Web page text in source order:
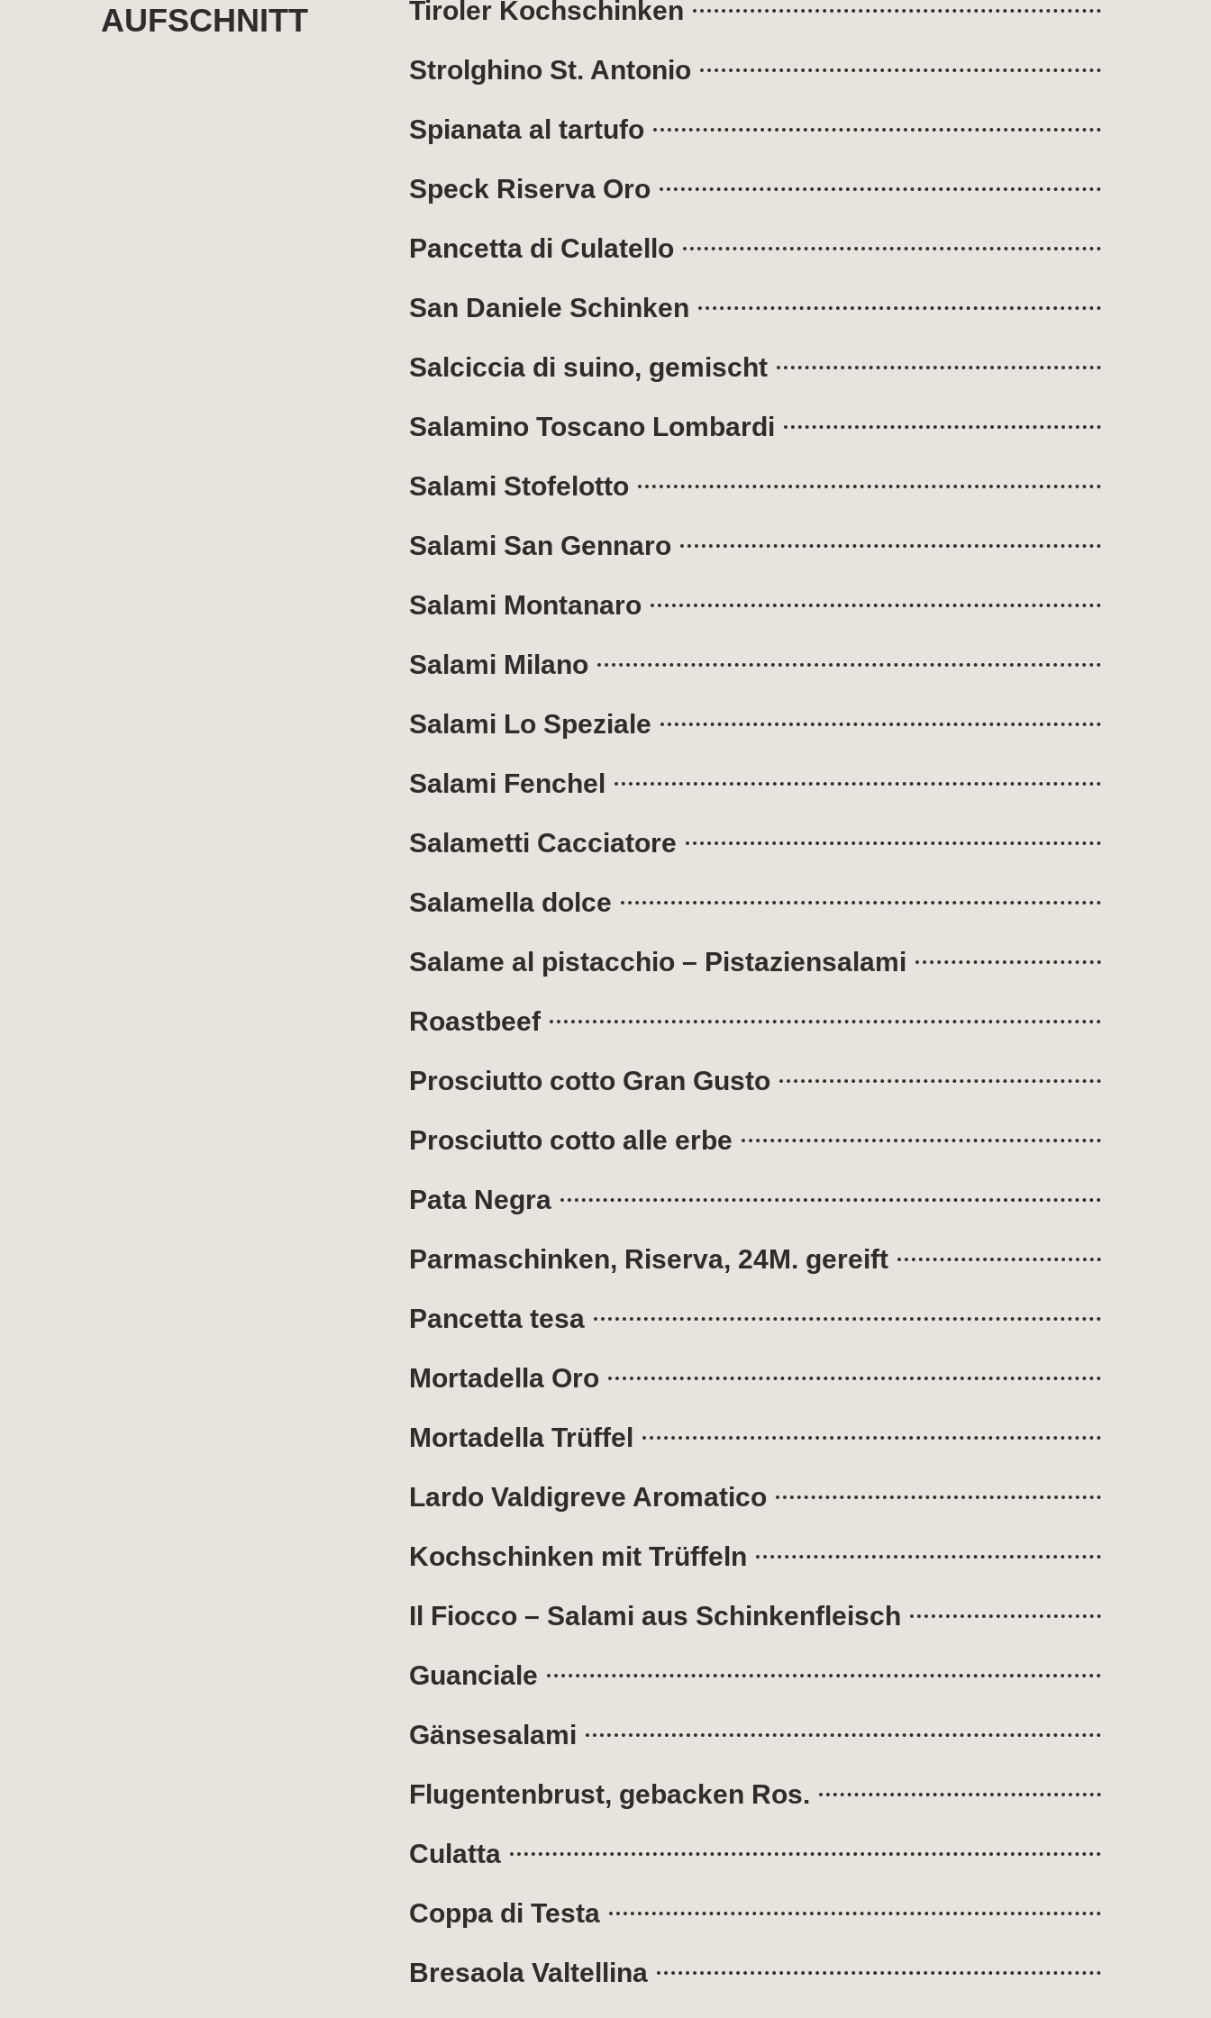
AUFSCHNITT
Tiroler Kochschinken
Strolghino St. Antonio
Spianata al tartufo
Speck Riserva Oro
Pancetta di Culatello
San Daniele Schinken
Salciccia di suino, gemischt
Salamino Toscano Lombardi
Salami Stofelotto
Salami San Gennaro
Salami Montanaro
Salami Milano
Salami Lo Speziale
Salami Fenchel
Salametti Cacciatore
Salamella dolce
Salame al pistacchio – Pistaziensalami
Roastbeef
Prosciutto cotto Gran Gusto
Prosciutto cotto alle erbe
Pata Negra
Parmaschinken, Riserva, 24M. gereift
Pancetta tesa
Mortadella Oro
Mortadella Trüffel
Lardo Valdigreve Aromatico
Kochschinken mit Trüffeln
Il Fiocco – Salami aus Schinkenfleisch
Guanciale
Gänsesalami
Flugentenbrust, gebacken Ros.
Culatta
Coppa di Testa
Bresaola Valtellina